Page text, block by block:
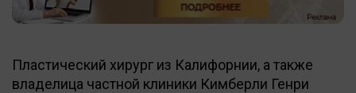
Пластический хирург из Калифорнии, а также
владелица частной клиники Кимберли Генри